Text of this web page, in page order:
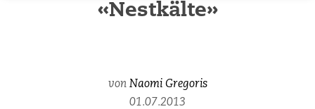
«Nestkälte»
von Naomi Gregoris
01.07.2013